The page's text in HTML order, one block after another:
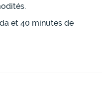
et 40 minutes de